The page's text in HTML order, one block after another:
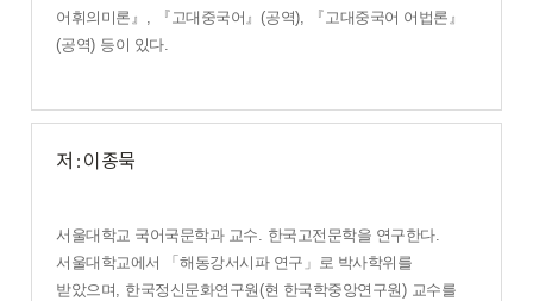
어휘의미론 』 『 고대중국어 』(공역), 『 고대중국어 어법론 』
(공역) 등이 있다.
저 : 이종묵
서울대학교 국어국문학과 교수 한국고전문학을 연구한다.
서울대학교에서
「해동강서시파 연구 」 로 박사학위를
받았으며
한국정신문화연구원(현 한국학중앙연구원) 교수를